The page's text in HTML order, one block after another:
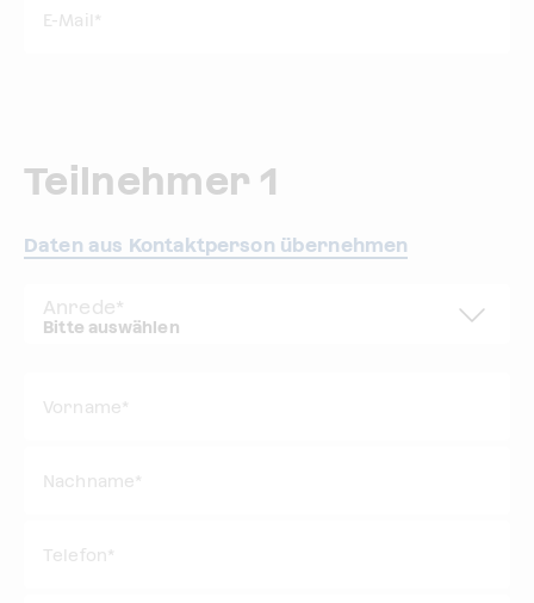
E-Mail *
Teilnehmer 1
Daten aus Kontaktperson übernehmen
Anrede*
Vorname*
Nachname*
Telefon*